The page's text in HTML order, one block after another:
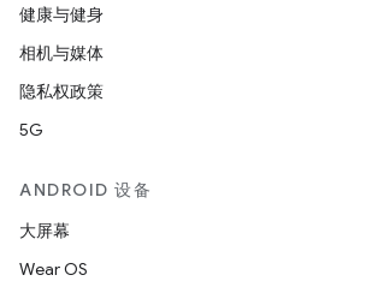
健康与健身
相机与媒体
隐私权政策
5G
ANDROID 设备
大屏幕
Wear OS